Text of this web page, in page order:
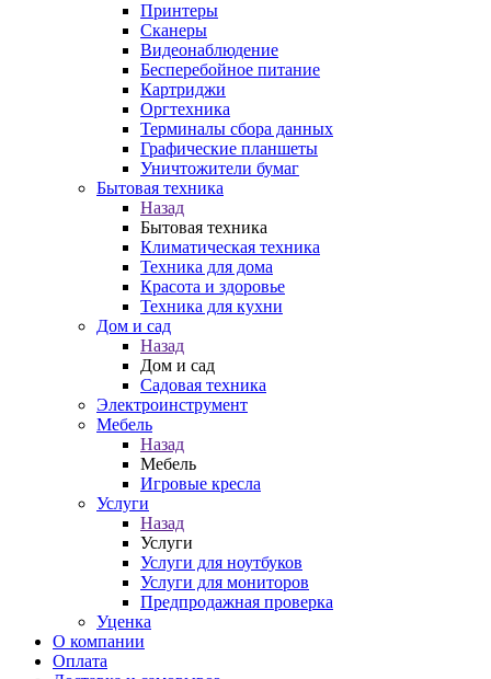
Принтеры
Сканеры
Видеонаблюдение
Бесперебойное питание
Картриджи
Оргтехника
Терминалы сбора данных
Графические планшеты
Уничтожители бумаг
Бытовая техника
Назад
Бытовая техника
Климатическая техника
Техника для дома
Красота и здоровье
Техника для кухни
Дом и сад
Назад
Дом и сад
Садовая техника
Электроинструмент
Мебель
Назад
Мебель
Игровые кресла
Услуги
Назад
Услуги
Услуги для ноутбуков
Услуги для мониторов
Предпродажная проверка
Уценка
О компании
Оплата